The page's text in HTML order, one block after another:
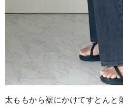
太ももから裾にかけてすとんと